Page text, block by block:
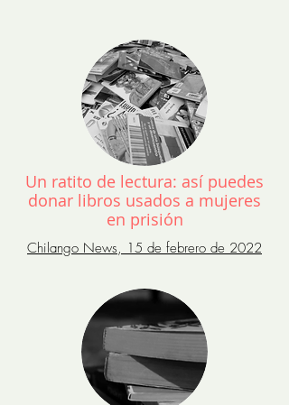
Un ratito de lectura: así puedes
donar libros usados a mujeres
en prisión
Chilango News, 15 de febrero de 2022